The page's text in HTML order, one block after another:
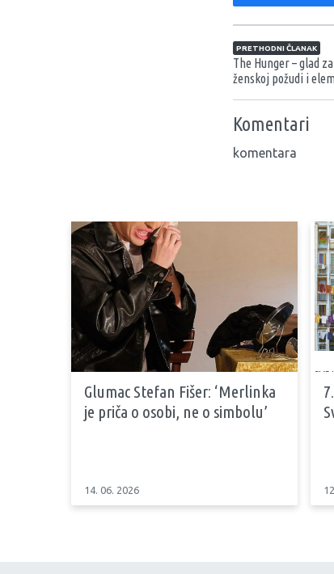
Navigacija
PRETHODNI ČLANAK
The Hunger – glad
ženskoj požudi i
Komentari
komentara
Glumac Stefan Fišer: ‘Merlinka
je priča o osobi, ne o simbolu’
14. 06. 2026